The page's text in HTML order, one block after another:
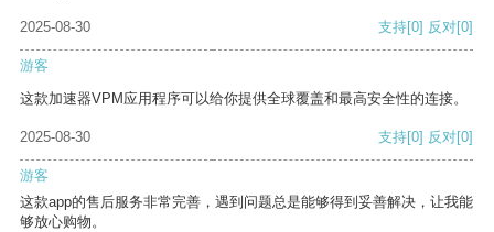
2025-08-30 支持[0] 反对[0]
游客
这款加速器VPM应用程序可以给你提供全球覆盖和最高安全性的连接。
2025-08-30 支持[0] 反对[0]
游客
这款app的售后服务非常完善，遇到问题总是能够得到妥善解决，让我能
够放心购物。